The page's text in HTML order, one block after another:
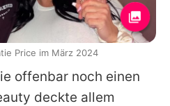
offenbar noch einen
deckte allem
Price im März 2024